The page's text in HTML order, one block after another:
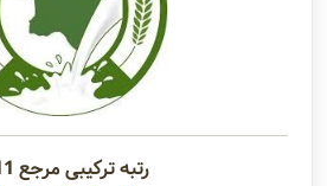
شرکت
رتبه ترکیبی مرجع 5/11